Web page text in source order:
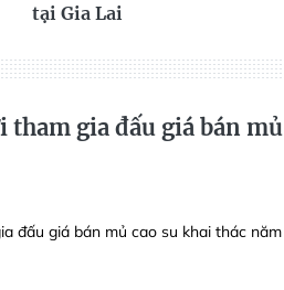
tại Gia Lai
tham gia đấu giá bán mủ
đấu giá bán mủ cao su khai thác năm